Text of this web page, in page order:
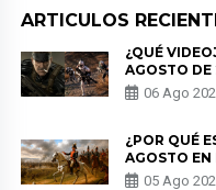
ARTICULOS
¿QUÉ
AGOSTO DE
LOS06 Ago
¿POR QUÉ
AGOSTO EN
HISTORIA
05 Ago